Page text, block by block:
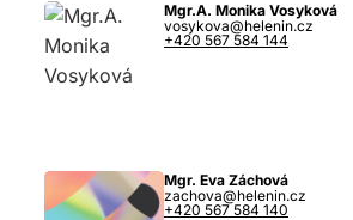
Mgr.A. Monika Vosyková
vosykova@helenin.cz
+420 567 584 144
Mgr. Eva Záchová
zachova@helenin.cz
+420 567 584 140